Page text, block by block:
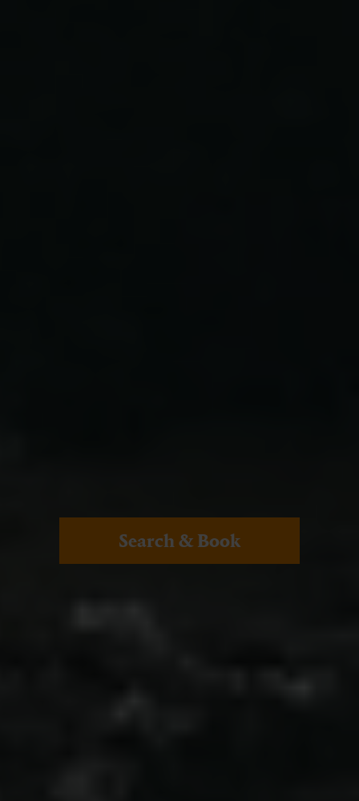
Search & Book